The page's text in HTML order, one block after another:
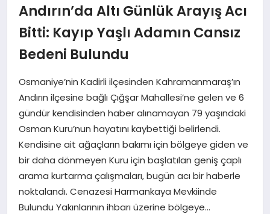
BİZE ULAŞIN
GÖKSUN
TÜRKOĞLU
PAZARCIK
KÜNYE
Andırın’da Altı Günlük Arayış Acı
Bitti: Kayıp Yaşlı Adamın Cansız
Bedeni Bulundu
Osmaniye’nin Kadirli ilçesinden Kahramanmaraş’ın
Andırın ilçesine bağlı Çığşar Mahallesi’ne gelen ve 6
gündür kendisinden haber alınamayan 79 yaşındaki
Osman Kuru’nun hayatını kaybettiği belirlendi.
Kendisine ait ağaçların bakımı için bölgeye giden ve
bir daha dönmeyen Kuru için başlatılan geniş çaplı
arama kurtarma çalışmaları, bugün acı bir haberle
noktalandı. Cenazesi Harmankaya Mevkiinde
Bulundu Yakınlarının ihbarı üzerine bölgeye…